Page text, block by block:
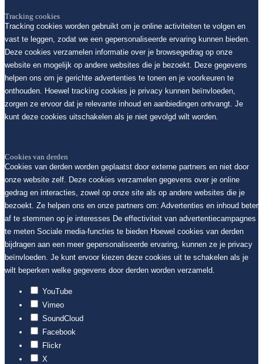
Tracking cookies
Tracking cookies worden gebruikt om je online activiteiten te volgen en
vast te leggen, zodat we een gepersonaliseerde ervaring kunnen bieden.
Deze cookies verzamelen informatie over je browsegedrag op onze
website en mogelijk op andere websites die je bezoekt. Deze gegevens
helpen ons om je gerichte advertenties te tonen en je voorkeuren te
onthouden. Hoewel tracking cookies je privacy kunnen beïnvloeden,
zorgen ze ervoor dat je relevante inhoud en aanbiedingen ontvangt. Je
kunt deze cookies uitschakelen als je niet gevolgd wilt worden.
Cookies van derden
Cookies van derden worden geplaatst door externe partners en niet door
onze website zelf. Deze cookies verzamelen gegevens over je online
gedrag en interacties, zowel op onze site als op andere websites die je
bezoekt. Ze helpen ons en onze partners om: Advertenties en inhoud beter
af te stemmen op je interesses De effectiviteit van advertentiecampagnes
te meten Sociale media-functies te bieden Hoewel cookies van derden
bijdragen aan een meer gepersonaliseerde ervaring, kunnen ze je privacy
beïnvloeden. Je kunt ervoor kiezen deze cookies uit te schakelen als je
wilt beperken welke gegevens door derden worden verzameld.
YouTube
Vimeo
SoundCloud
Facebook
Flickr
X